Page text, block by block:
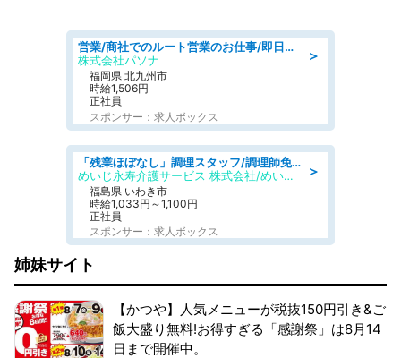
＞
営業/商社でのルート営業のお仕事/即日勤務可/車通勤可/営業
株式会社パソナ
福岡県 北九州市
時給1,506円
正社員
スポンサー：求人ボックス
＞
「残業ほぼなし」調理スタッフ/調理師免許必須/正職員/日勤のみ/住宅型有料老人ホーム
めいじ永寿介護サービス 株式会社/めいじ永寿介護サービスセンター
福島県 いわき市
時給1,033円～1,100円
正社員
スポンサー：求人ボックス
姉妹サイト
【かつや】人気メニューが税抜150円引き&ご
飯大盛り無料!お得すぎる「感謝祭」は8月14
日まで開催中。